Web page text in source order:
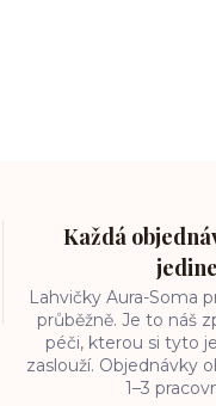
Každá
Lahvičky Aura-Soma
průběžně. Je to náš
péči, kterou si tyto
zaslouží. Objednávky
1–3